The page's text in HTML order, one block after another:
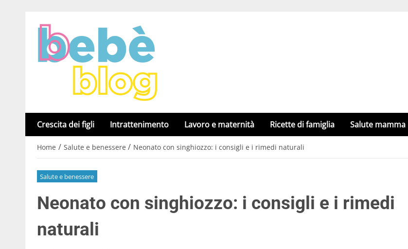
Crescita dei figli Intrattenimento Lavoro e maternità Ricette di famiglia Salute mamma
Home / Salute e benessere / Neonato con singhiozzo: i consigli e i rimedi naturali
Salute e benessere
Neonato con singhiozzo: i consigli e i rimedi
naturali